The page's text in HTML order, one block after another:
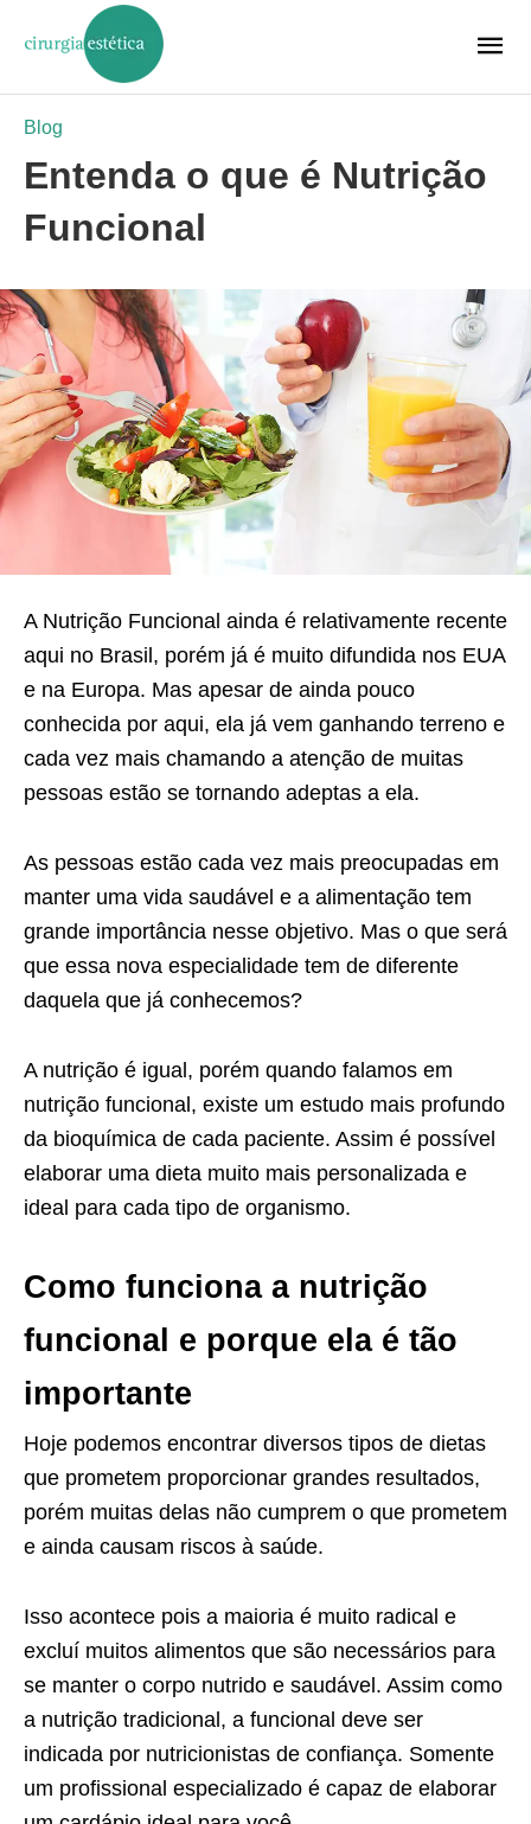
Blog
Entenda o que é Nutrição
Funcional
A Nutrição Funcional ainda é relativamente recente
aqui no Brasil, porém já é muito difundida nos EUA
e na Europa. Mas apesar de ainda pouco
conhecida por aqui, ela já vem ganhando terreno e
cada vez mais chamando a atenção de muitas
pessoas estão se tornando adeptas a ela.
As pessoas estão cada vez mais preocupadas em
manter uma vida saudável e a alimentação tem
grande importância nesse objetivo. Mas o que será
que essa nova especialidade tem de diferente
daquela que já conhecemos?
A nutrição é igual, porém quando falamos em
nutrição funcional, existe um estudo mais profundo
da bioquímica de cada paciente. Assim é possível
elaborar uma dieta muito mais personalizada e
ideal para cada tipo de organismo.
Como funciona a nutrição
funcional e porque ela é tão
importante
Hoje podemos encontrar diversos tipos de dietas
que prometem proporcionar grandes resultados,
porém muitas delas não cumprem o que prometem
e ainda causam riscos à saúde.
Isso acontece pois a maioria é muito radical e
excluí muitos alimentos que são necessários para
se manter o corpo nutrido e saudável. Assim como
a nutrição tradicional, a funcional deve ser
indicada por nutricionistas de confiança. Somente
um profissional especializado é capaz de elaborar